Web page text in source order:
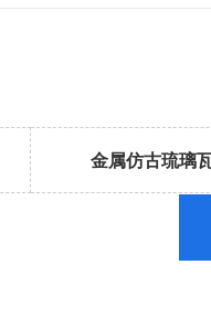
金属仿古琉璃